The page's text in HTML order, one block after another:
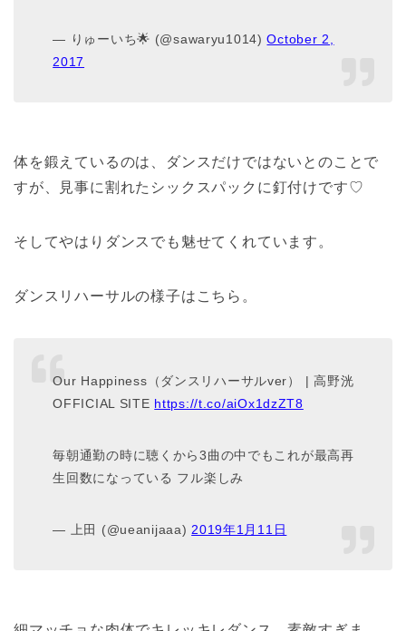
— りゅーいち🌟 (@sawaryu1014)October 2,
2017
体を鍛えているのは、ダンスだけではないとのことで
すが、見事に割れたシックスパックに釘付けです♡
そしてやはりダンスでも魅せてくれています。
ダンスリハーサルの様子はこちら。
Our Happiness（ダンスリハーサルver） | 高野洸
OFFICIAL SITE https://t.co/aiOx1dzZT8
毎朝通勤の時に聴くから3曲の中でもこれが最高再
生回数になっている フル楽しみ
— 上田 (@ueanijaaa) 2019年1月11日